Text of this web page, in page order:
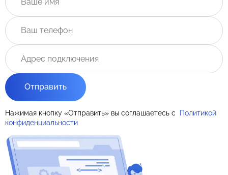
Отправить
Нажимая кнопку «Отправить» вы соглашаетесь с
Политикой
конфиденциальности